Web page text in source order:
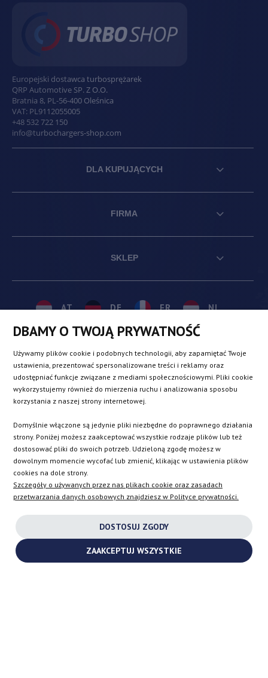
Europejski dostawca turbosprężarek
QRP Automotive SP. Z O.O.
Bratnia 8, PL -56-400 Oleśnica
VAT: PL9112055005
+48 532 722 150
info@turbochargers-shop.com
DLA KUPUJĄCYCH
FIRMA
SKLEP
AT
CZ
DE
ES
FR
IT
NL
SE
SK
FACEBOOK
DBAMY O TWOJĄ PRYWATNOŚĆ
Używamy plików cookie i podobnych technologii, aby zapamiętać Twoje
ustawienia, prezentować spersonalizowane treści i reklamy oraz
udostępniać funkcje związane z mediami społecznościowymi. Pliki cookie
wykorzystujemy również do mierzenia ruchu i analizowania sposobu
korzystania z naszej strony internetowej.
Domyślnie włączone są jedynie pliki niezbędne do poprawnego działania
strony. Poniżej możesz zaakceptować wszystkie rodzaje plików lub też
dostosować pliki do swoich potrzeb. Udzieloną zgodę możesz w
dowolnym momencie wycofać lub zmienić, klikając w ustawienia plików
cookies na dole strony.
Szczegóły o używanych przez nas plikach cookie oraz zasadach
przetwarzania danych osobowych znajdziesz w Polityce prywatności.
DOSTOSUJ ZGODY
ZAAKCEPTUJ WSZYSTKIE